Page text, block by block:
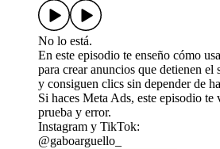
No lo está.
En este episodio te enseño cómo
para crear anuncios que detienen
y consiguen clics sin depender de
Si haces Meta Ads, este episodio te
prueba y error.
Instagram y TikTok:
@gaboarguello_